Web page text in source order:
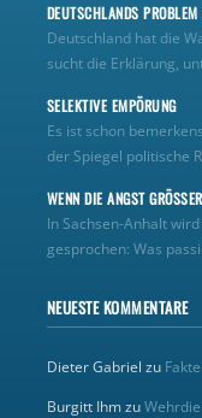
DEUTSCHLANDS
Deutschland hat die
sucht die Erklärung,
SELEKTIVE EMPÖRUNG
Es ist schon
der Spiegel politische
WENN DIE ANGST
In Sachsen-Anhalt
gesprochen: Was
NEUESTE KOMMENTARE
Dieter Gabriel zu
Burgitt Ihmzu